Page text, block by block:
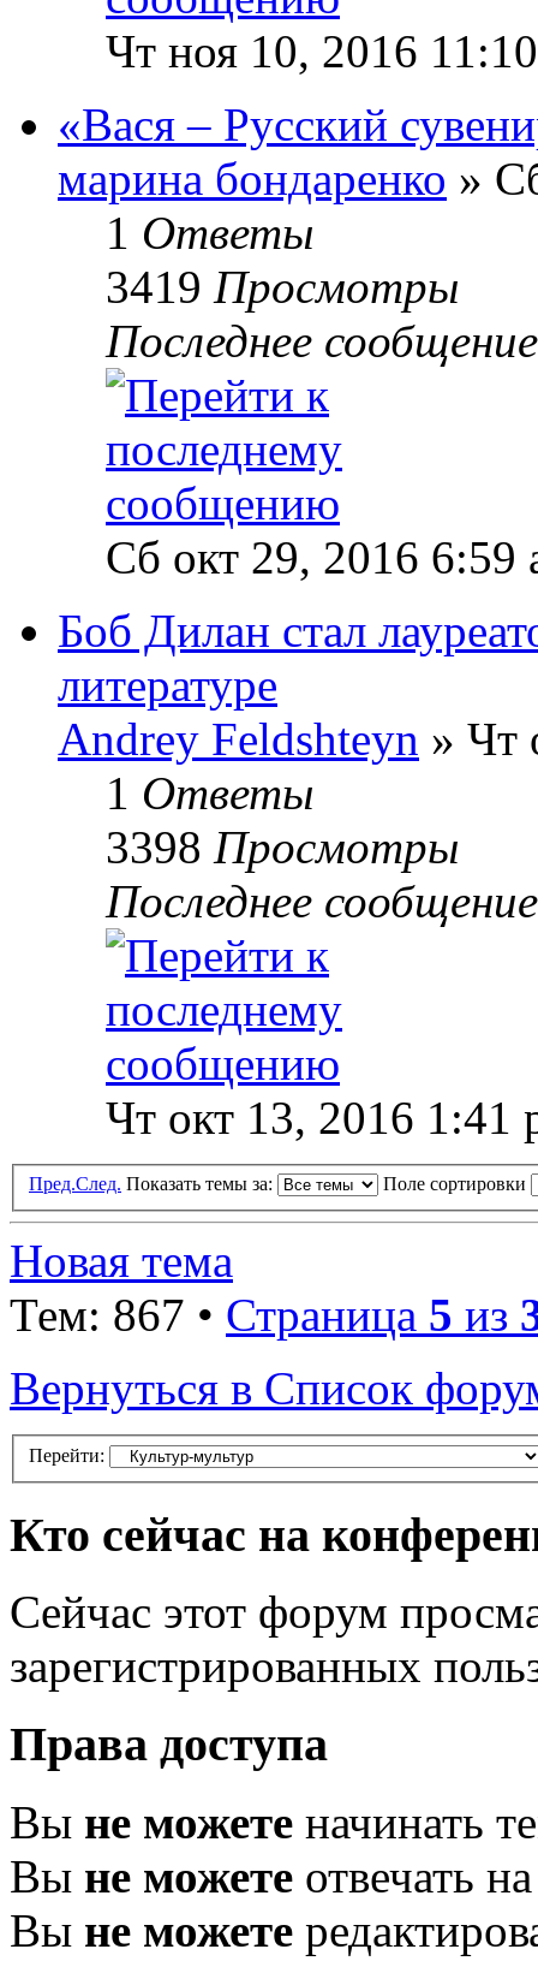
Чт ноя 10, 2016
«Вася – Русский
марина бондаренко »
1 Ответы
3419 Просмотры
Последнее
Сб окт 29, 2016 6:59
Боб Дилан стал
литературе
Andrey Feldshteyn » Чт
1 Ответы
3398 Просмотры
Последнее
Чт окт 13, 2016 1:41
Пред.След. Показать темы за: Поле сортировки
Новая тема
Тем: 867 • Страница 5 из
Вернуться в Список
Перейти:
Кто сейчас на
Сейчас этот форум
зарегистрированных
Права доступа
Вы не можете начинать
Вы не можете отвечать
Вы не можете